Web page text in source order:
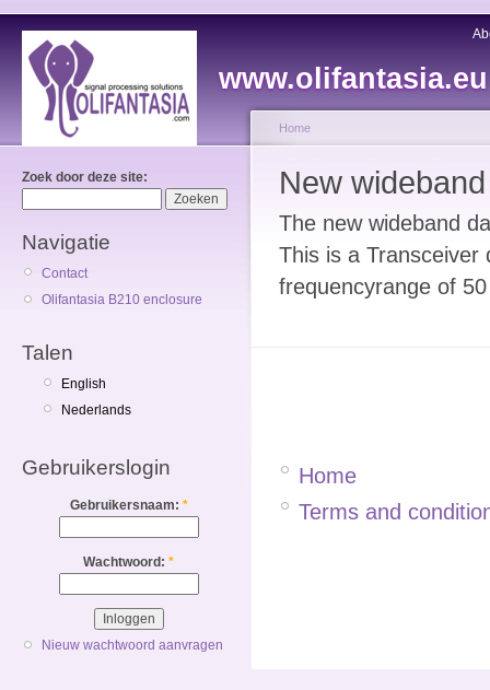
www.olifantasia.eu
Zoek door deze site:
Navigatie
Contact
Olifantasia B210 enclosure
Talen
English
Nederlands
Gebruikerslogin
Gebruikersnaam: *
Wachtwoord: *
Nieuw wachtwoord aanvragen
Home
New
The new wideband
This is a Transceiver
frequencyrange of
Home
Terms and